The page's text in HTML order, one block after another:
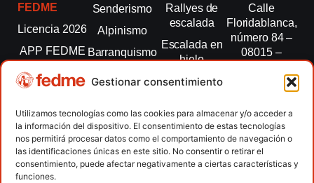
Gestionar consentimiento
Utilizamos tecnologías como las cookies para almacenar y/o acceder a
la información del dispositivo. El consentimiento de estas tecnologías
nos permitirá procesar datos como el comportamiento de navegación o
las identificaciones únicas en este sitio. No consentir o retirar el
consentimiento, puede afectar negativamente a ciertas características y
funciones.
FEDME
Licencia 2026
APP FEDME
Transparencia
autonómicas
Clubes
Contacto
Senderismo
Alpinismo
Barranquismo
montaña
Escalada
Escalada
paralimpica
Rallyes de
escalada
Escalada en
hielo
Esquí de
Marcha
Nórdica
Raquetas de
nieve
Calle
Floridablanca,
número 84 –
08015 –
fedme@fedme.es
934 264 267